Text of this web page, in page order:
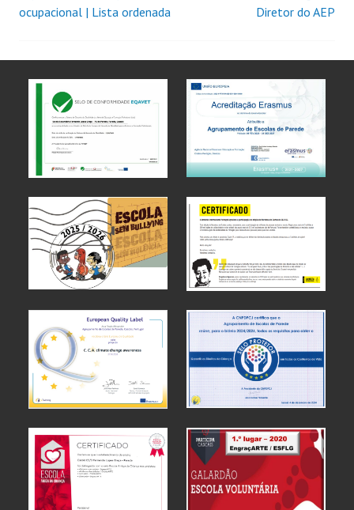
ocupacional | Lista ordenada
Diretor do AEP